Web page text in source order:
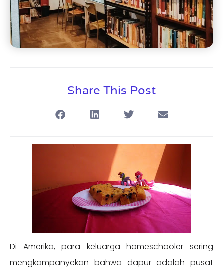
Share This Post
Di Amerika, para keluarga homeschooler sering
mengkampanyekan bahwa dapur adalah pusat